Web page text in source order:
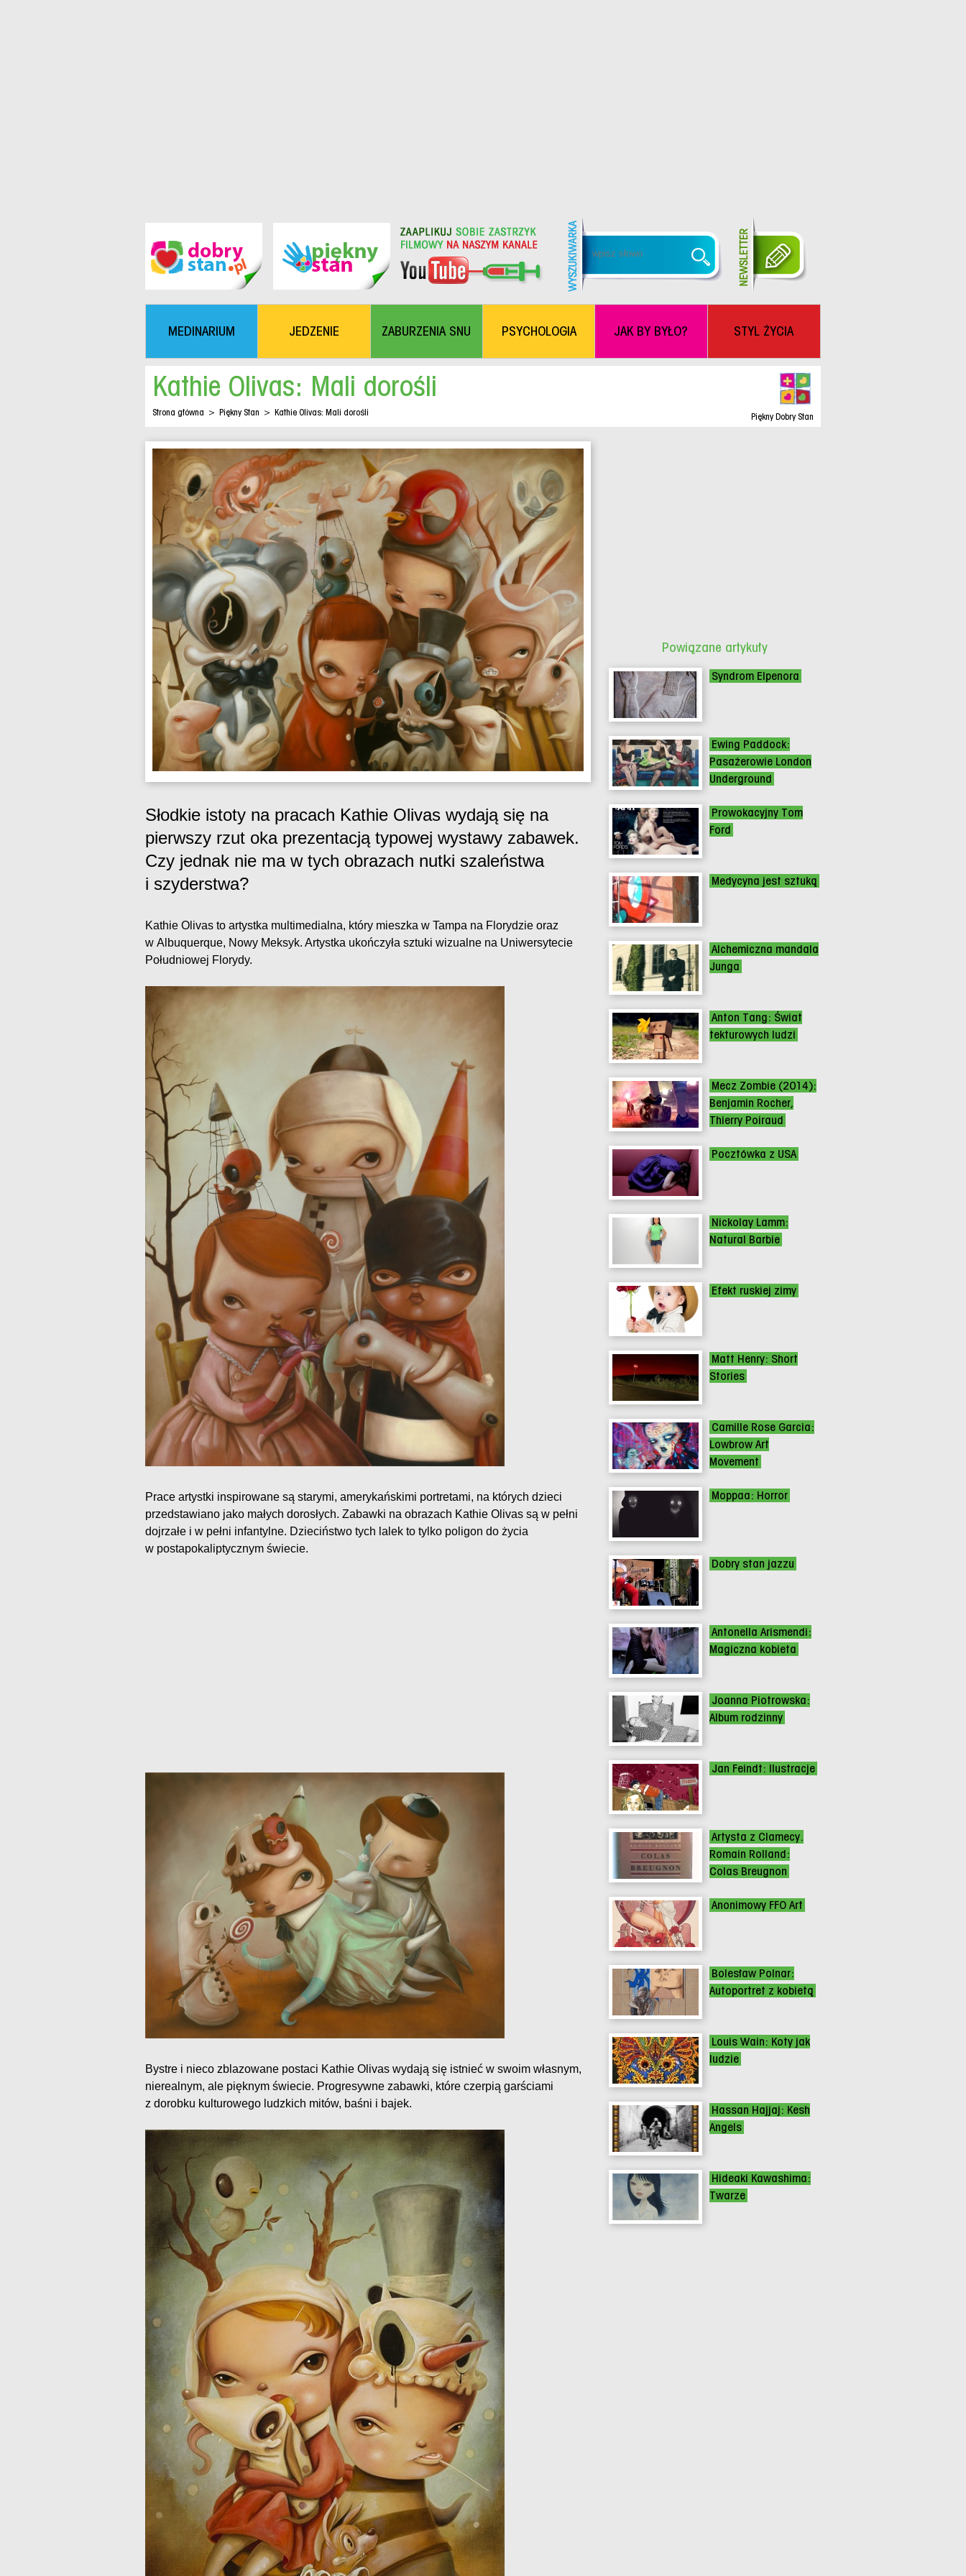
MEDINARIUM JEDZENIE ZABURZENIA SNU PSYCHOLOGIA JAK BY BYŁO? STYL ŻYCIA
Piękny Dobry Stan
Kathie Olivas: Mali dorośli
Strona główna > Piękny Stan > Kathie Olivas: Mali dorośli
Słodkie istoty na pracach Kathie Olivas wydają się na
pierwszy rzut oka prezentacją typowej wystawy zabawek.
Czy jednak nie ma w tych obrazach nutki szaleństwa
i szyderstwa?
Kathie Olivas to artystka multimedialna, który mieszka w Tampa na Florydzie oraz
w Albuquerque, Nowy Meksyk. Artystka ukończyła sztuki wizualne na Uniwersytecie
Południowej Florydy.
Prace artystki inspirowane są starymi, amerykańskimi portretami, na których dzieci
przedstawiano jako małych dorosłych. Zabawki na obrazach Kathie Olivas są w pełni
dojrzałe i w pełni infantylne. Dzieciństwo tych lalek to tylko poligon do życia
w postapokaliptycznym świecie.
Bystre i nieco zblazowane postaci Kathie Olivas wydają się istnieć w swoim własnym,
nierealnym, ale pięknym świecie. Progresywne zabawki, które czerpią garściami
z dorobku kulturowego ludzkich mitów, baśni i bajek.
Powiązane artykuły
Syndrom Elpenora
Ewing Paddock:
Pasażerowie London
Underground
Prowokacyjny Tom
Ford
Medycyna jest sztuką
Alchemiczna mandala
Junga
Anton Tang: Świat
tekturowych ludzi
Mecz Zombie (2014):
Benjamin Rocher,
Thierry Poiraud
Pocztówka z USA
Nickolay Lamm:
Natural Barbie
Efekt ruskiej zimy
Matt Henry: Short
Stories
Camille Rose Garcia:
Lowbrow Art
Movement
Moppaa: Horror
Dobry stan jazzu
Antonella Arismendi:
Magiczna kobieta
Joanna Piotrowska:
Album rodzinny
Jan Feindt: Ilustracje
Artysta z Clamecy.
Romain Rolland:
Colas Breugnon
Anonimowy FFO Art
Bolesław Polnar:
Autoportret z kobietą
Louis Wain: Koty jak
ludzie
Hassan Hajjaj: Kesh
Angels
Hideaki Kawashima:
Twarze